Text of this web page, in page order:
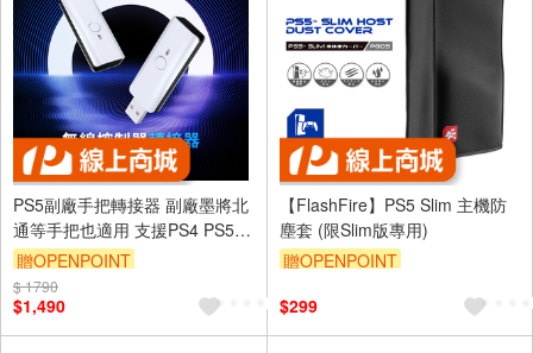
PS5副廠手把轉接器 副廠墨將北
通等手把也適用 支援PS4 PS5
Xbox Switch2
贈OPENPOINT
$ 1790
$1,490
【FlashFire】PS5 Slim 主機防
塵套 (限Slim版專用)
贈OPENPOINT
$299